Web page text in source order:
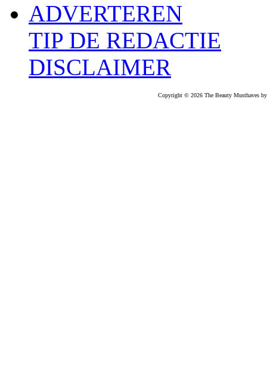
ADVERTEREN
TIP DE REDACTIE
DISCLAIMER
Copyright © 2026 The Beauty Musthaves